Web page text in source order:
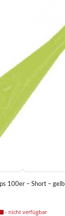
100er – Short – gelb
- nicht verfügbar